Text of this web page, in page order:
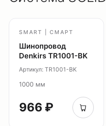
SMART | СМАРТ
Шинопровод
Denkirs TR1001-BK
Артикул: TR1001-BK
1000 мм
966 ₽
Трековые системы
Ремневая система Belty
Точечные светильники
Каталог
Обмен и возврат
Поддержка